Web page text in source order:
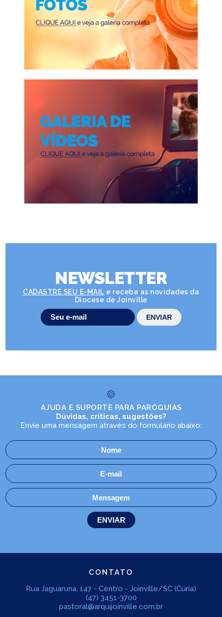
NEWSLETTER
CADASTRE SEU E-MAIL e receba as novidades da
Diocese de Joinville
AJUDA E SUPORTE PARA PARÓQUIAS
Dúvidas, críticas, sugestões?
Envie uma mensagem através do formulário abaixo:
CONTATO
Rua Jaguaruna, 147 - Centro - Joinville/SC (Cúria)
(47) 3451-3700
pastoral@arquijoinville.com.br